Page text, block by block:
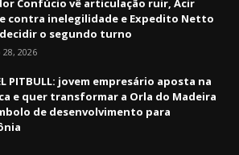
Confúcio vê articulação ruir, Acir
contra inelegilidade e Expedito Netto
o segundo turno
28, 2026
PITBULL: jovem empresário aposta na
e quer transformar a Orla do Madeira
de desenvolvimento para